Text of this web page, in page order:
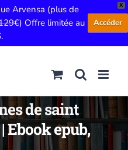
X
Arvensa (plus de
) Offre limitée au
Accéder
de saint
Ebook epub,